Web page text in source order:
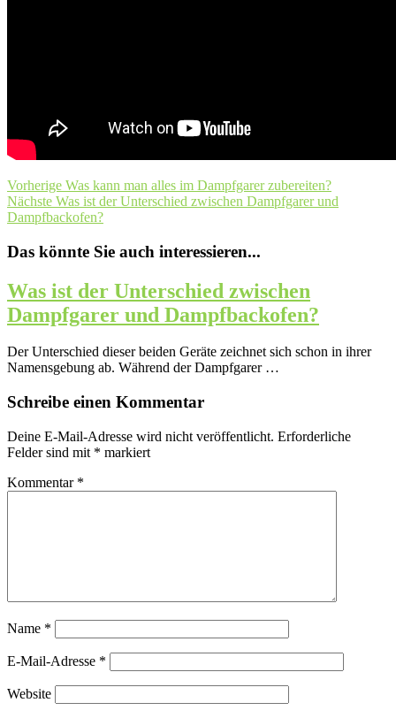
Vorherige Was kann man alles im Dampfgarer zubereiten?
Nächste Was ist der Unterschied zwischen Dampfgarer und
Dampfbackofen?
Das könnte Sie auch interessieren...
Was ist der Unterschied zwischen
Dampfgarer und Dampfbackofen?
Der Unterschied dieser beiden Geräte zeichnet sich schon in ihrer
Namensgebung ab. Während der Dampfgarer …
Schreibe einen Kommentar
Deine E-Mail-Adresse wird nicht veröffentlicht. Erforderliche
Felder sind mit * markiert
Kommentar *
Name *
E-Mail-Adresse *
Website